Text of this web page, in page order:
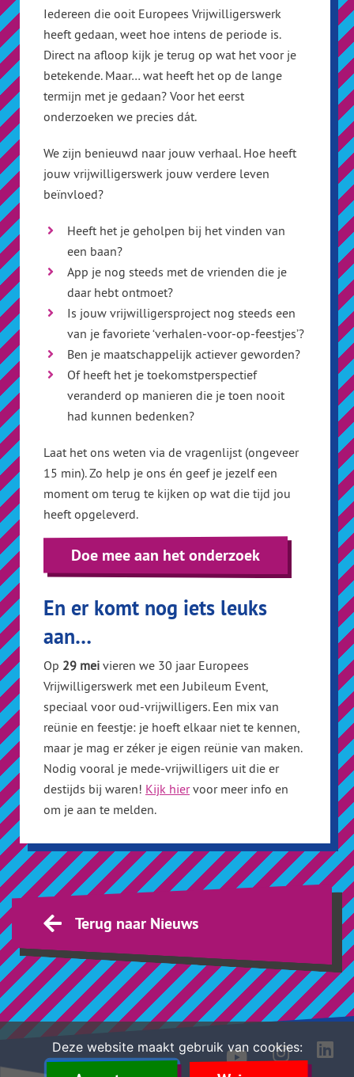
Deze website maakt gebruik van cookies:
Iedereen die ooit Europees Vrijwilligerswerk
heeft gedaan, weet hoe intens de periode is.
Direct na afloop kijk je terug op wat het voor je
betekende. Maar… wat heeft het op de lange
termijn met je gedaan? Voor het eerst
onderzoeken we precies dát.
We zijn benieuwd naar jouw verhaal. Hoe heeft
jouw vrijwilligerswerk jouw verdere leven
beïnvloed?
Heeft het je geholpen bij het vinden van
een baan?
App je nog steeds met de vrienden die je
daar hebt ontmoet?
Is jouw vrijwilligersproject nog steeds een
van je favoriete ‘verhalen-voor-op-feestjes’?
Ben je maatschappelijk actiever geworden?
Of heeft het je toekomstperspectief
veranderd op manieren die je toen nooit
had kunnen bedenken?
Laat het ons weten via de vragenlijst (ongeveer
15 min). Zo help je ons én geef je jezelf een
moment om terug te kijken op wat die tijd jou
heeft opgeleverd.
Doe mee aan het onderzoek
En er komt nog iets leuks
aan…
Op 29 mei vieren we 30 jaar Europees
Vrijwilligerswerk met een Jubileum Event,
speciaal voor oud-vrijwilligers. Een mix van
reünie en feestje: je hoeft elkaar niet te kennen,
maar je mag er zéker je eigen reünie van maken.
Nodig vooral je mede-vrijwilligers uit die er
destijds bij waren! Kijk hiervoor meer info en
om je aan te melden.
Terug naar Nieuws